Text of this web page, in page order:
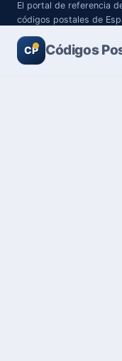
El portal de referencia
códigos postales de
CP Códigos